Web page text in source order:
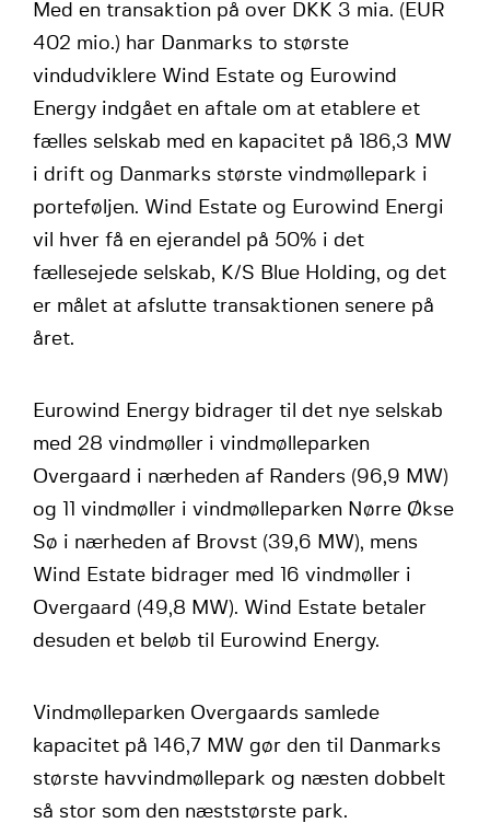
Med en transaktion på over DKK 3 mia. (EUR
402 mio.) har Danmarks to største
vindudviklere Wind Estate og Eurowind
Energy indgået en aftale om at etablere et
fælles selskab med en kapacitet på 186,3 MW
i drift og Danmarks største vindmøllepark i
porteføljen. Wind Estate og Eurowind Energi
vil hver få en ejerandel på 50% i det
fællesejede selskab, K/S Blue Holding, og det
er målet at afslutte transaktionen senere på
året.
Eurowind Energy bidrager til det nye selskab
med 28 vindmøller i vindmølleparken
Overgaard i nærheden af Randers (96,9 MW)
og 11 vindmøller i vindmølleparken Nørre Økse
Sø i nærheden af Brovst (39,6 MW), mens
Wind Estate bidrager med 16 vindmøller i
Overgaard (49,8 MW). Wind Estate betaler
desuden et beløb til Eurowind Energy.
Vindmølleparken Overgaards samlede
kapacitet på 146,7 MW gør den til Danmarks
største havvindmøllepark og næsten dobbelt
så stor som den næststørste park.